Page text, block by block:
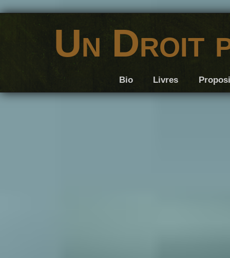
Un Droit
Bio Livres